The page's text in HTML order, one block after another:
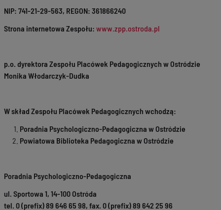
NIP: 741-21-29-563, REGON: 361866240
Strona internetowa Zespołu: www.zpp.ostroda.pl
p.o. dyrektora Zespołu Placówek Pedagogicznych w Ostródzie
Monika Włodarczyk-Dudka
W skład Zespołu Placówek Pedagogicznych wchodzą:
Poradnia Psychologiczno-Pedagogiczna w Ostródzie
Powiatowa Biblioteka Pedagogiczna w Ostródzie
Poradnia Psychologiczno-Pedagogiczna
ul. Sportowa 1, 14-100 Ostróda
tel. 0 (prefix) 89 646 65 98, fax. 0 (prefix) 89 642 25 96